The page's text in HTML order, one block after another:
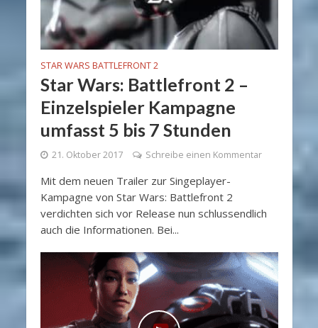
STAR WARS BATTLEFRONT 2
Star Wars: Battlefront 2 –
Einzelspieler Kampagne
umfasst 5 bis 7 Stunden
21. Oktober 2017 Schreibe einen Kommentar
Mit dem neuen Trailer zur Singeplayer-
Kampagne von Star Wars: Battlefront 2
verdichten sich vor Release nun schlussendlich
auch die Informationen. Bei...